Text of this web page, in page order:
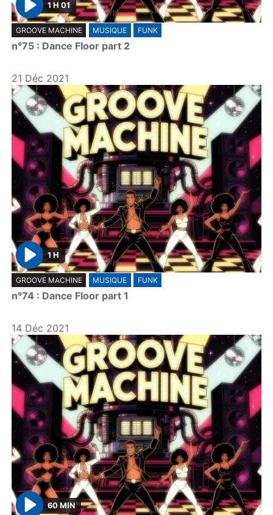
P
l
a
1 H 01
GROOVE MACHINE MUSIQUE FUNK
n°75 : Dance Floor part 2
21 Déc 2021
P
l
a
1 H
GROOVE MACHINE MUSIQUE FUNK
n°74 : Dance Floor part 1
14 Déc 2021
60 MIN